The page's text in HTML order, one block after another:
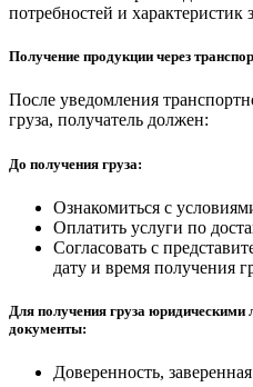
потребностей и характеристик
Получение продукции через
После уведомления
груза, получатель должен:
До получения груза:
Ознакомиться с
Оплатить услуги по
Согласовать с
дату и время получения
Для получения груза
документы:
Доверенность,